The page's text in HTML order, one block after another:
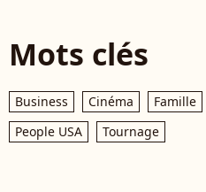
Mots clés
Business Cinéma Famille
People USA
Tournage